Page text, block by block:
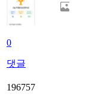
0
댓글
196757